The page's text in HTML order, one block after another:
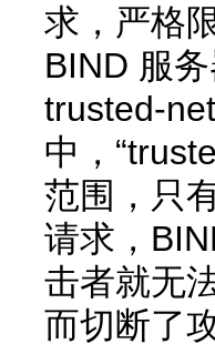
求，严格
BIND 服
trusted-
中，
范围，只
请求，
击者就无
而切断了